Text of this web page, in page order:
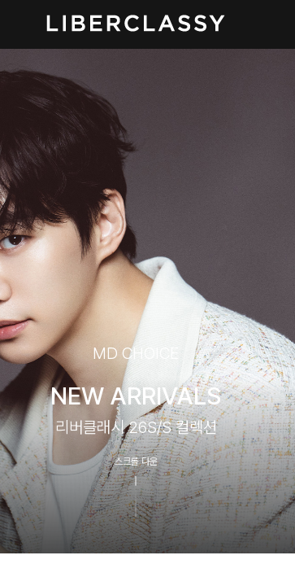
MD CHOICE
NEW ARRIVALS
리버클래시 26S/S 컬렉션
스크롤 다운